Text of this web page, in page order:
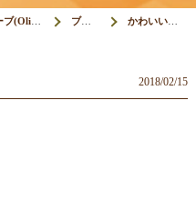
大田区のマッサージ＆鍼灸接骨院オリーブ(Olive) ブログ かわいい猫足
2018/02/15